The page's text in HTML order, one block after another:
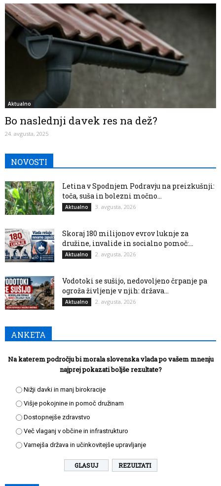
Aktualno
Bo naslednji davek res na dež?
24. avgusta, 2025
NOVOSTI
Letina v Spodnjem Podravju na preizkušnji:
toča, suša in bolezni močno...
Aktualno 3. avgusta, 2026
Skoraj 180 milijonov evrov luknje za
družine, invalide in socialno pomoč:...
Aktualno 2. avgusta, 2026
Vodotoki se sušijo, nedovoljeno črpanje pa
ogroža življenje v njih: država...
Aktualno 2. avgusta, 2026
ANKETA
Na katerem področju bi morala slovenska vlada po vašem mnenju
najprej pokazati boljše rezultate?
Nižji davki in manj birokracije
Višje pokojnine in pomoč družinam
Dostopnejše zdravstvo
Več vlaganj v občine in infrastrukturo
Varnejša država in učinkovitejše upravljanje
REZULTATI